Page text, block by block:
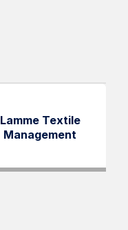
Lamme Textile
Management